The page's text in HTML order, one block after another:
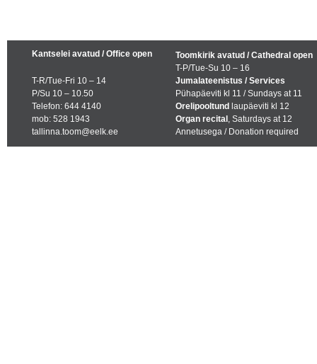
Kantselei avatud / Office open
T-R/Tue-Fri 10 – 14
P/Su 10 – 10.50
Telefon: 644 4140
mob: 528 1943
tallinna.toom@eelk.ee
Toomkirik avatud / Cathedral open
T-P/Tue-Su 10 – 16
Jumalateenistus / Services
Pühapäeviti kl 11 / Sundays at 11
Orelipooltund laupäeviti kl 12
Organ recital , Saturdays at 12
Annetusega / Donation required